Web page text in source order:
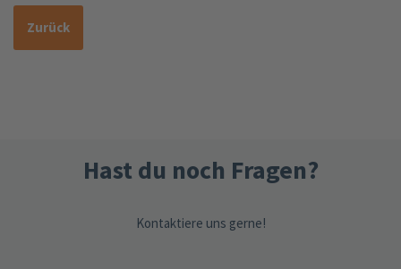
Zurück
Hast du noch Fragen?
Kontaktiere uns gerne!